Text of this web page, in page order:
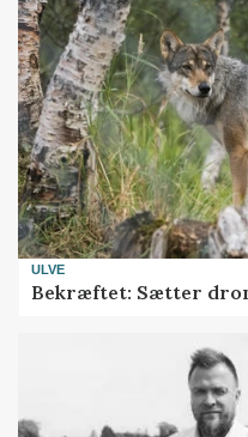
ULVE
Bekræftet: Sætter